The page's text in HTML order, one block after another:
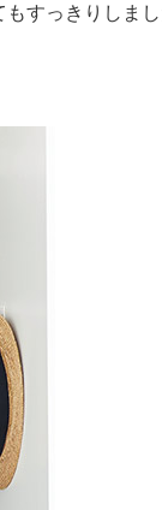
すっきりしまし